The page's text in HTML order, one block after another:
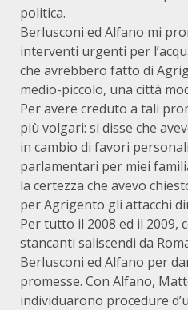
politica.
Berlusconi ed Alfano mi
interventi urgenti per
che avrebbero fatto di
medio-piccolo, una città
Per avere creduto a tali
più volgari: si disse che
in cambio di favori
parlamentari per miei
la certezza che avevo
per Agrigento gli attacchi
Per tutto il 2008 ed il 2009,
stancanti saliscendi da
Berlusconi ed Alfano per
promesse. Con Alfano,
individuarono procedure